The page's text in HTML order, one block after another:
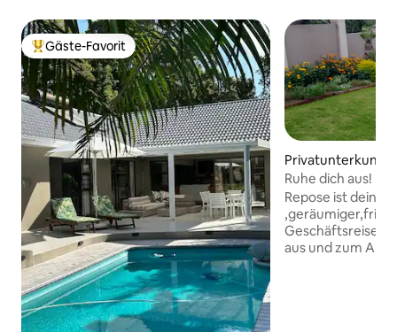
Beliebter Gäste-Favorit.
Gäste-Favorit
Privatunterkunft
Ruhe dich aus!
Repose ist dein
aus und zum